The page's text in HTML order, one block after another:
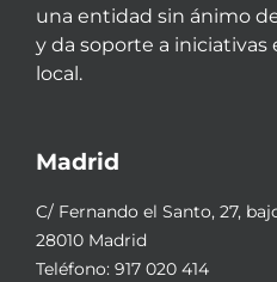
una entidad sin ánimo
y da soporte a
local.
Madrid
C/ Fernando el Santo, 27,
28010 Madrid
Teléfono: 917 020 414